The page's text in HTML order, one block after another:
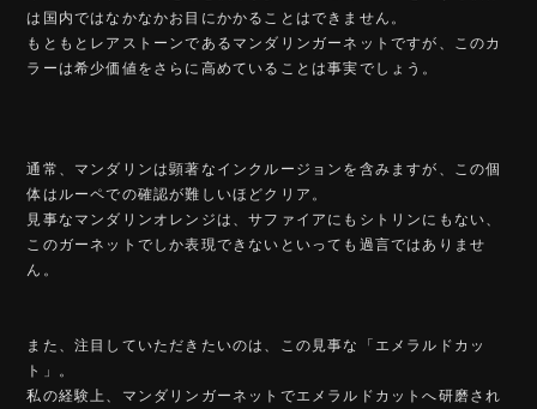
は国内ではなかなかお目にかかることはできません。
もともとレアストーンであるマンダリンガーネットですが、このカ
ラーは希少価値をさらに高めていることは事実でしょう。
通常、マンダリンは顕著なインクルージョンを含みますが、この個
体はルーペでの確認が難しいほどクリア。
見事なマンダリンオレンジは、サファイアにもシトリンにもない、
このガーネットでしか表現できないといっても過言ではありませ
ん。
また、注目していただきたいのは、この見事な「エメラルドカッ
ト」。
私の経験上、マンダリンガーネットでエメラルドカットへ研磨され